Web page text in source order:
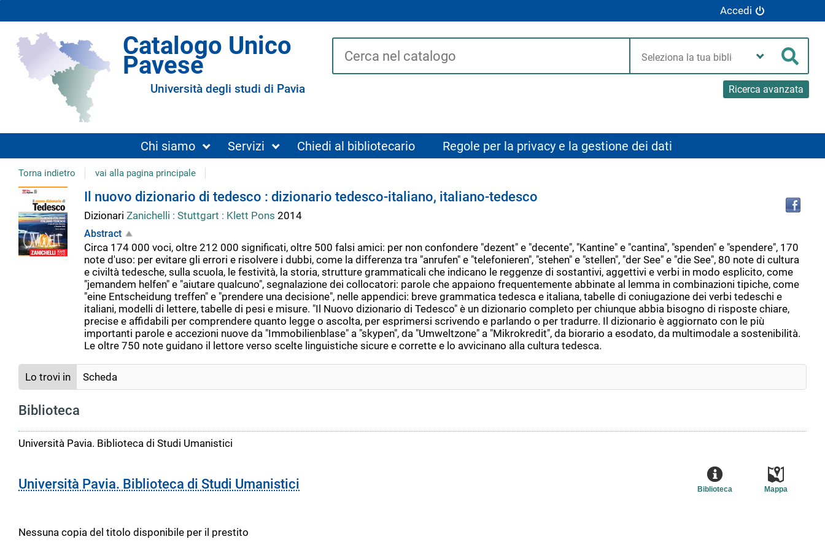
Accedi
Catalogo Unico
Pavese
Università degli studi di Pavia
Cerca su "Catalogo"
Cerca
Ricerca avanzata
Chi siamo Servizi Chiedi al bibliotecario Regole per la privacy e la gestione dei dati
Torna indietro vai alla pagina principale
Dettaglio
del
documento
Il nuovo dizionario di tedesco : dizionario tedesco-italiano, italiano-tedesco
Dizionari Zanichelli : Stuttgart : Klett Pons 2014
Abstract
Circa 174 000 voci, oltre 212 000 significati, oltre 500 falsi amici: per non confondere "dezent" e "decente", "Kantine" e "cantina", "spenden" e "spendere", 170
note d'uso: per evitare gli errori e risolvere i dubbi, come la differenza tra "anrufen" e "telefonieren", "stehen" e "stellen", "der See" e "die See", 80 note di cultura
e civiltà tedesche, sulla scuola, le festività, la storia, strutture grammaticali che indicano le reggenze di sostantivi, aggettivi e verbi in modo esplicito, come
"jemandem helfen" e "aiutare qualcuno", segnalazione dei collocatori: parole che appaiono frequentemente abbinate al lemma in combinazioni tipiche, come
"eine Entscheidung treffen" e "prendere una decisione", nelle appendici: breve grammatica tedesca e italiana, tabelle di coniugazione dei verbi tedeschi e
italiani, modelli di lettere, tabelle di pesi e misure. "Il Nuovo dizionario di Tedesco" è un dizionario completo per chiunque abbia bisogno di risposte chiare,
precise e affidabili per comprendere quanto legge o ascolta, per esprimersi scrivendo e parlando o per tradurre. Il dizionario è aggiornato con le più
importanti parole e accezioni nuove da "Immobilienblase" a "skypen", da "Umweltzone" a "Mikrokredit", da biorario a esodato, da multimodale a sostenibilità.
Le oltre 750 note guidano il lettore verso scelte linguistiche sicure e corrette e lo avvicinano alla cultura tedesca.
Lo trovi in Scheda
Biblioteca
Università Pavia. Biblioteca di Studi Umanistici
Università Pavia. Biblioteca di Studi Umanistici Mappa
Biblioteca
Nessuna copia del titolo disponibile per il prestito